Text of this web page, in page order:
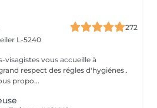
272
L-5240
visagistes vous accueille à
respect des régles d'hygiénes .
propo...